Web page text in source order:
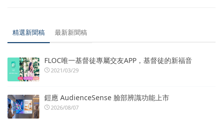
精選新聞稿 最新新聞稿
FLOC唯一基督徒專屬交友APP，基督徒的新福音
2021/03/29
鎧應 AudienceSense 臉部辨識功能上市
2026/08/07